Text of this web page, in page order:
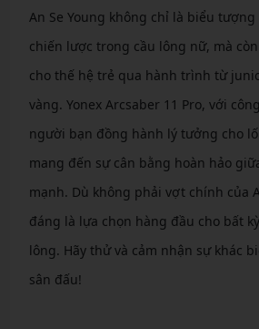
An Se Young không chỉ là biểu tượng
chiến lược trong cầu lông nữ, mà
cho thế hệ trẻ qua hành trình từ
vàng. Yonex Arcsaber 11 Pro, với
người bạn đồng hành lý tưởng cho
mang đến sự cân bằng hoàn hảo
mạnh. Dù không phải vợt chính của
đáng là lựa chọn hàng đầu cho bất
lông. Hãy thử và cảm nhận sự khác
sân đấu!